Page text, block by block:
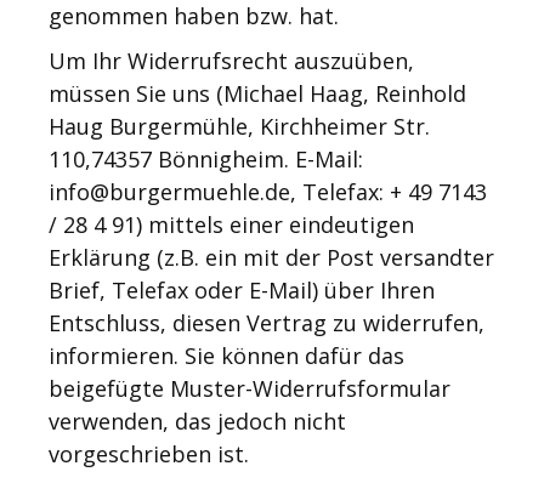
genommen haben bzw. hat.
Um Ihr Widerrufsrecht auszuüben,
müssen Sie uns (Michael Haag, Reinhold
Haug Burgermühle, Kirchheimer Str.
110,74357 Bönnigheim. E-Mail:
info@burgermuehle.de, Telefax: + 49 7143
/ 28 4 91) mittels einer eindeutigen
Erklärung (z.B. ein mit der Post versandter
Brief, Telefax oder E-Mail) über Ihren
Entschluss, diesen Vertrag zu widerrufen,
informieren. Sie können dafür das
beigefügte Muster-Widerrufsformular
verwenden, das jedoch nicht
vorgeschrieben ist.